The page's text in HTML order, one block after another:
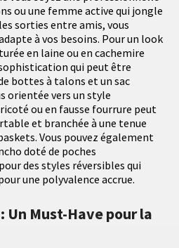
ou une femme active qui jongle
sorties entre amis, vous
à vos besoins. Pour un look
en laine ou en cachemire
qui peut être
bottes à talons et un sac
orientée vers un style
ou en fausse fourrure peut
et branchée à une tenue
Vous pouvez également
doté de poches
des styles réversibles qui
une polyvalence accrue.
Un Must-Have pour la